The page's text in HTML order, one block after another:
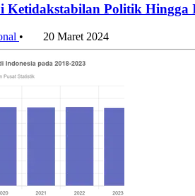
Ketidakstabilan Politik Hingga
• 20 Maret 2024